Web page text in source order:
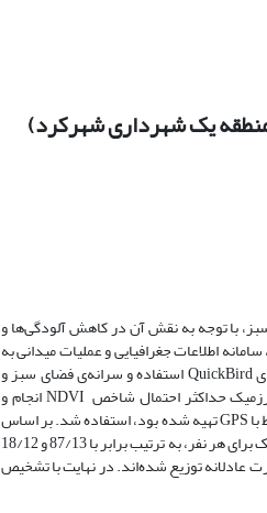
منطقه یک شهرداری شهرکرد)
با توجه به نقش آن در کاهش آلودگی‌ها و
اطلاعات جغرافیایی و عملیات میدانی به
بررسی کمیت و کیفیت فضای سبز شهری در سطح منطقه یک شهرداری شهرکرد پرداخته‌ شده است. بدین منظور از تصاویر ماهواره‌ای QuickBird استفاده و سرانه‌ی فضای سبز و
نحوه‌ی پراکنش فضاهای سبز در سطح منطقه یک این شهر، مورد ارزیابی و بررسی قرار گرفت. طبقه‌بندی تصاویر با استفاده از خوارزمیک حداکثر احتمال شاخص NDVI انجام و
کاربری‌های مختلف در سطح منطقه تفکیک شدند. برای بررسی میزان صحت طبقه‌بندی، از نقشه‌ی واقعیت زمینی که با استفاده از ثبت نقاط با GPS تهیه شده بود،‌ استفاده شد. بر اساس
نتایج جدول خطا، صحت کلی 91% و ضریب کاپا 85/. به دست آمد. سرانه‌ی کل فضای سبز (فضاهای سبز عمومی و غیرعمومی) و سرانه پارک برای هر نفر، به ترتیب برابر با 87/13 و 18/12
عادلانه توزیع‌ شده‌اند. در نهایت با تشخیص